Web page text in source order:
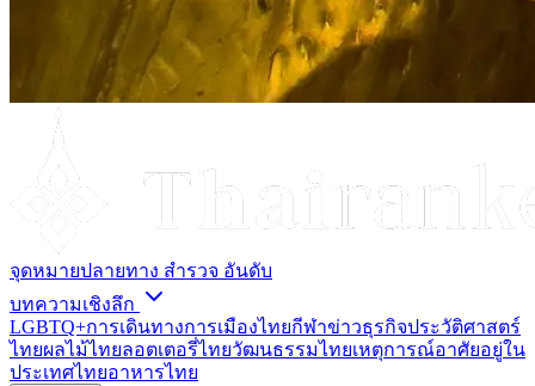
จุดหมายปลายทาง สำรวจ อันดับ
บทความเชิงลึก
LGBTQ+การเดินทางการเมืองไทยกีฬาข่าวธุรกิจประวัติศาสตร์
ไทยผลไม้ไทยลอตเตอรี่ไทยวัฒนธรรมไทยเหตุการณ์อาศัยอยู่ใน
ประเทศไทยอาหารไทย